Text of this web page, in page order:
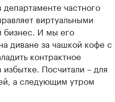
частного
виртуальными
бизнес. И мы его
диване за чашкой кофе с
контрактное
Посчитали – для
а следующим утром